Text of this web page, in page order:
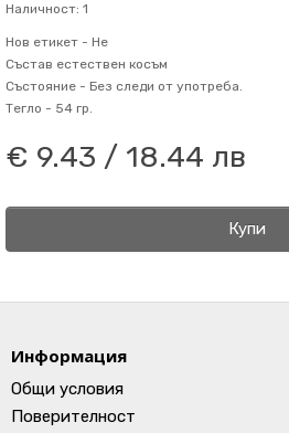
Наличност: 1
Нов етикет - Не
Състав естествен косъм
Състояние - Без следи от употреба.
Тегло - 54 гр.
€ 9.43 / 18.44 лв
Купи
Информация
Общи условия
Поверителност